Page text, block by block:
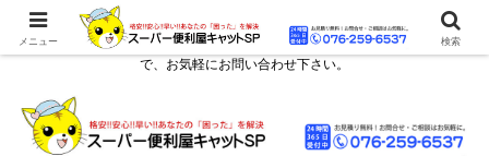
金沢市で不用品回収や引越のお手伝い、遺品整理代行などはスーパー便利屋キ
ャットSPにお任せください。野々市市などの近隣も勿論対応可能エリアですの
で、お気軽にお問い合わせ下さい。
メニュー 検索